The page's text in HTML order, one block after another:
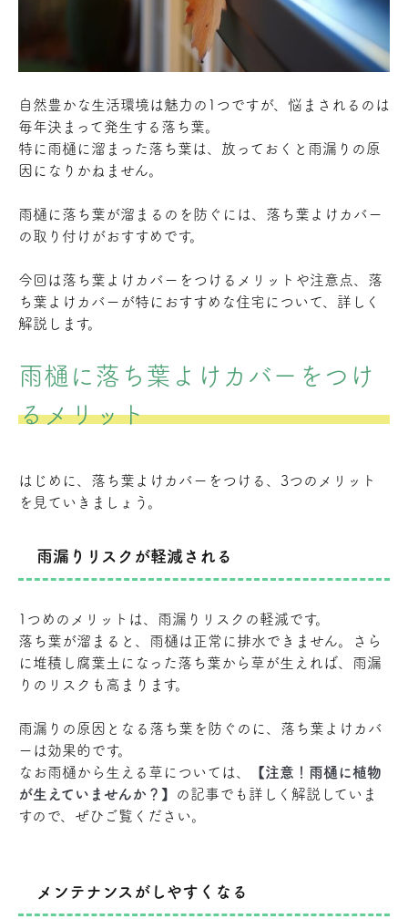
自然豊かな生活環境は魅力の1つですが、悩まされるのは
毎年決まって発生する落ち葉。
特に雨樋に溜まった落ち葉は、放っておくと雨漏りの原
因になりかねません。
雨樋に落ち葉が溜まるのを防ぐには、落ち葉よけカバー
の取り付けがおすすめです。
今回は落ち葉よけカバーをつけるメリットや注意点、落
ち葉よけカバーが特におすすめな住宅について、詳しく
解説します。
雨樋に落ち葉よけカバーをつけ
るメリット
はじめに、落ち葉よけカバーをつける、3つのメリット
を見ていきましょう。
雨漏りリスクが軽減される
1つめのメリットは、雨漏りリスクの軽減です。
落ち葉が溜まると、雨樋は正常に排水できません。さら
に堆積し腐葉土になった落ち葉から草が生えれば、雨漏
りのリスクも高まります。
雨漏りの原因となる落ち葉を防ぐのに、落ち葉よけカバ
ーは効果的です。
なお雨樋から生える草については、
【注意！雨樋に植物
が生えていませんか？】
の記事でも詳しく解説していま
すので、ぜひご覧ください。
メンテナンスがしやすくなる